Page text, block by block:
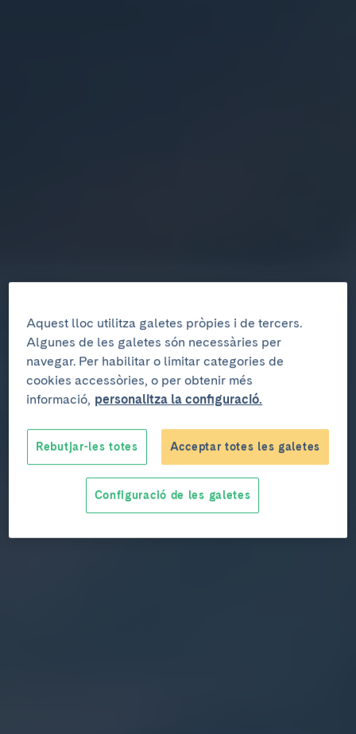
Aquest lloc utilitza galetes pròpies i de tercers.
Algunes de les galetes són necessàries per
navegar. Per habilitar o limitar categories de
cookies accessòries, o per obtenir més
informació, personalitza la configuració.
Rebutjar-les totes Acceptar totes les galetes
Configuració de les galetes